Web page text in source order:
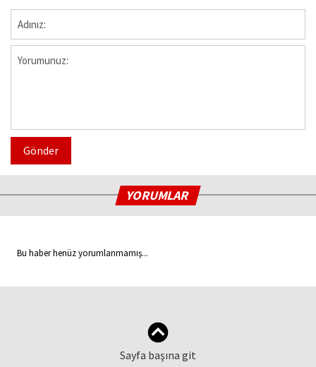
Gönder
YORUMLAR
Bu haber henüz yorumlanmamış...
Sayfa başına git